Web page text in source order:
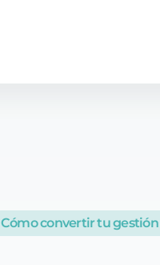
Cómo convertir tu